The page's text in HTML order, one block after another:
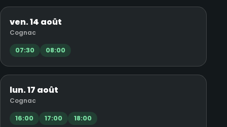
ven. 14 août
Cognac
07:30 08:00
lun. 17 août
Cognac
16:00 17:00 18:00